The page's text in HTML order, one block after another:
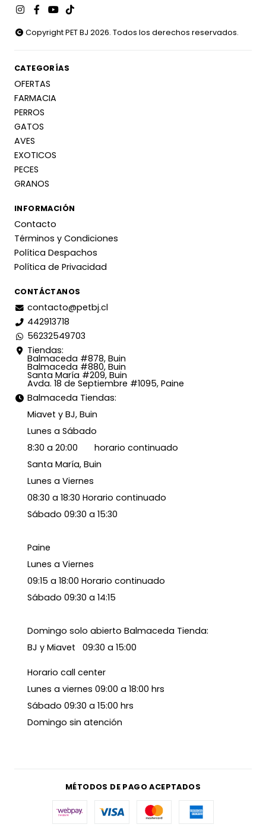
Copyright PET BJ 2026. Todos los derechos reservados.
CATEGORÍAS
OFERTAS
FARMACIA
PERROS
GATOS
AVES
EXOTICOS
PECES
GRANOS
INFORMACIÓN
Contacto
Términos y Condiciones
Política Despachos
Política de Privacidad
CONTÁCTANOS
contacto@petbj.cl
442913718
56232549703
Tiendas:
Balmaceda #878, Buin
Balmaceda #880, Buin
Santa María #209, Buin
Avda. 18 de Septiembre #1095, Paine
Balmaceda Tiendas:
Miavet y BJ, Buin
Lunes a Sábado
8:30 a 20:00 horario continuado
Santa María, Buin
Lunes a Viernes
08:30 a 18:30 Horario continuado
Sábado 09:30 a 15:30
Paine
Lunes a Viernes
09:15 a 18:00 Horario continuado
Sábado 09:30 a 14:15
Domingo solo abierto Balmaceda Tienda:
BJ y Miavet 09:30 a 15:00
Horario call center
Lunes a viernes 09:00 a 18:00 hrs
Sábado 09:30 a 15:00 hrs
Domingo sin atención
MÉTODOS DE PAGO ACEPTADOS